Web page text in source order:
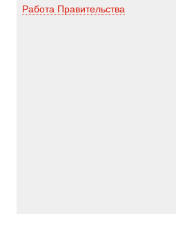
Работа Правительства